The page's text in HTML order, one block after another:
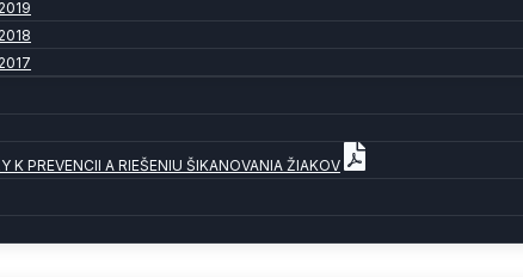
K PREVENCII A RIEŠENIU ŠIKANOVANIA ŽIAKOV